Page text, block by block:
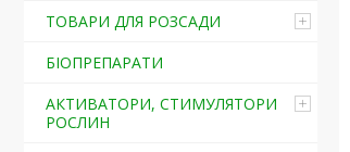
ТОВАРИ ДЛЯ РОЗСАДИ
БІОПРЕПАРАТИ
АКТИВАТОРИ, СТИМУЛЯТОРИ
РОСЛИН